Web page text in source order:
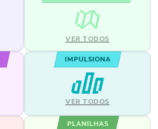
VER TODOS
IMPULSIONA
VER TODOS
PLANILHAS